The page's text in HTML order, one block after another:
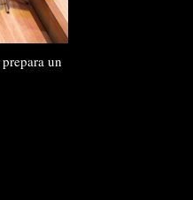
un